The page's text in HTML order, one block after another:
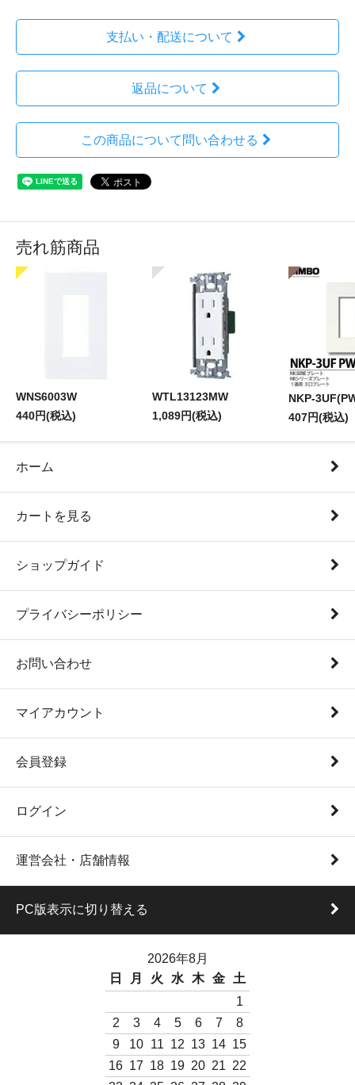
支払い・配送について
返品について
この商品について問い合わせる
売れ筋商品
WNS6003W
440円(税込)
WTL13123MW
1,089円(税込)
NKP-
407円(税込)
ホーム
カートを見る
ショップガイド
プライバシーポリシー
お問い合わせ
マイアカウント
会員登録
ログイン
運営会社・店舗情報
PC版表示に切り替える
2026年8月
日
月 火 水 木 金
土
1
2
3 4 5 6 7
8
9
10 11 12 13 14 15
16 17 18 19 20 21 22